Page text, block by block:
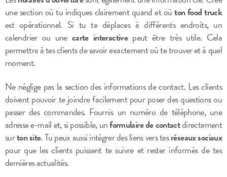
une section où tu indiques clairement quand et oùton food truck
est opérationnel. Si tu te déplaces à différents endroits, un
calendrier ou unecarte interactivepeut être très utile. Cela
permettra à tes clients de savoir exactement où te trouver et à quel
moment.
Ne néglige pas la section des informations de contact. Les clients
doivent pouvoir te joindre facilement pour poser des questions ou
passer des commandes. Fournis un numéro de téléphone, une
adresse e-mail et, si possible, unformulaire de contactdirectement
surton site. Tu peux aussi intégrer des liens vers tesréseaux sociaux
pour que les clients puissent te suivre et rester informés de tes
dernières actualités.